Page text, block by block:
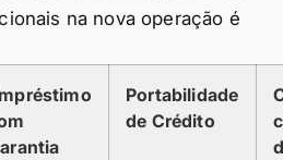
na nova operação é
Portabilidade
de Crédito